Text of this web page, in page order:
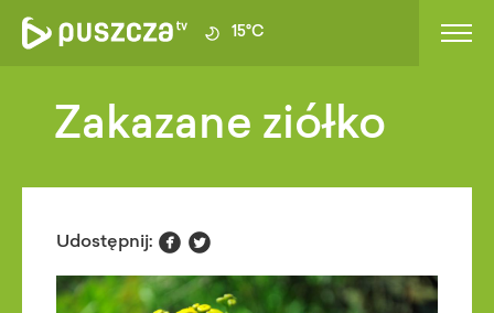
15°C
Zakazane ziółko
Udostępnij:  